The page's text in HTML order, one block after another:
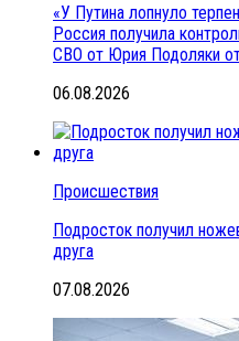
«У Путина лопнуло
Россия получила
СВО от Юрия Подоляки
06.08.2026
Происшествия
Подросток получил
друга
07.08.2026